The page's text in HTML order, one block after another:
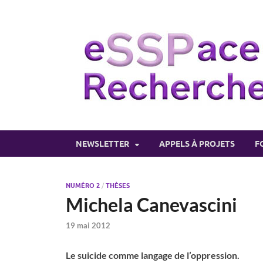
NEWSLETTER APPELS À PROJETS
NUMÉRO 2 / THÈSES
Michela Canevascini
19 mai 2012
Le suicide comme langage de l’oppression.